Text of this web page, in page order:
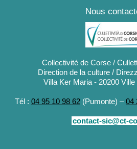
Nous
Collectivité de Corse /
Direction de la culture /
Villa Ker Maria - 20200
Tél : 04 95 10 98 62 (Pumonte) –04
contact-sic@ct-